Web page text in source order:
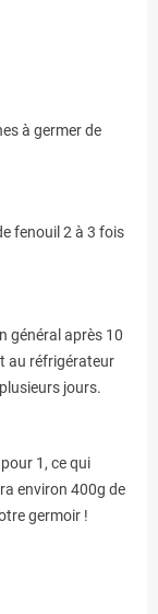
à germer de
fenouil 2 à 3 fois
général après 10
au réfrigérateur
jours.
1, ce qui
environ 400g de
germoir !